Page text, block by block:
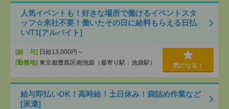
人気イベントも！好きな場所で働けるイベントスタ
ッフ☆来社不要！働いたその日に給料もらえる日払
い/T1[アルバイト]
[給 与] 日給13,000円～
[勤務地] 東京都豊島区南池袋（最寄り駅：池袋駅） 気になる！
給与即払いOK！高時給！土日休み！袋詰め作業など
[派遣]